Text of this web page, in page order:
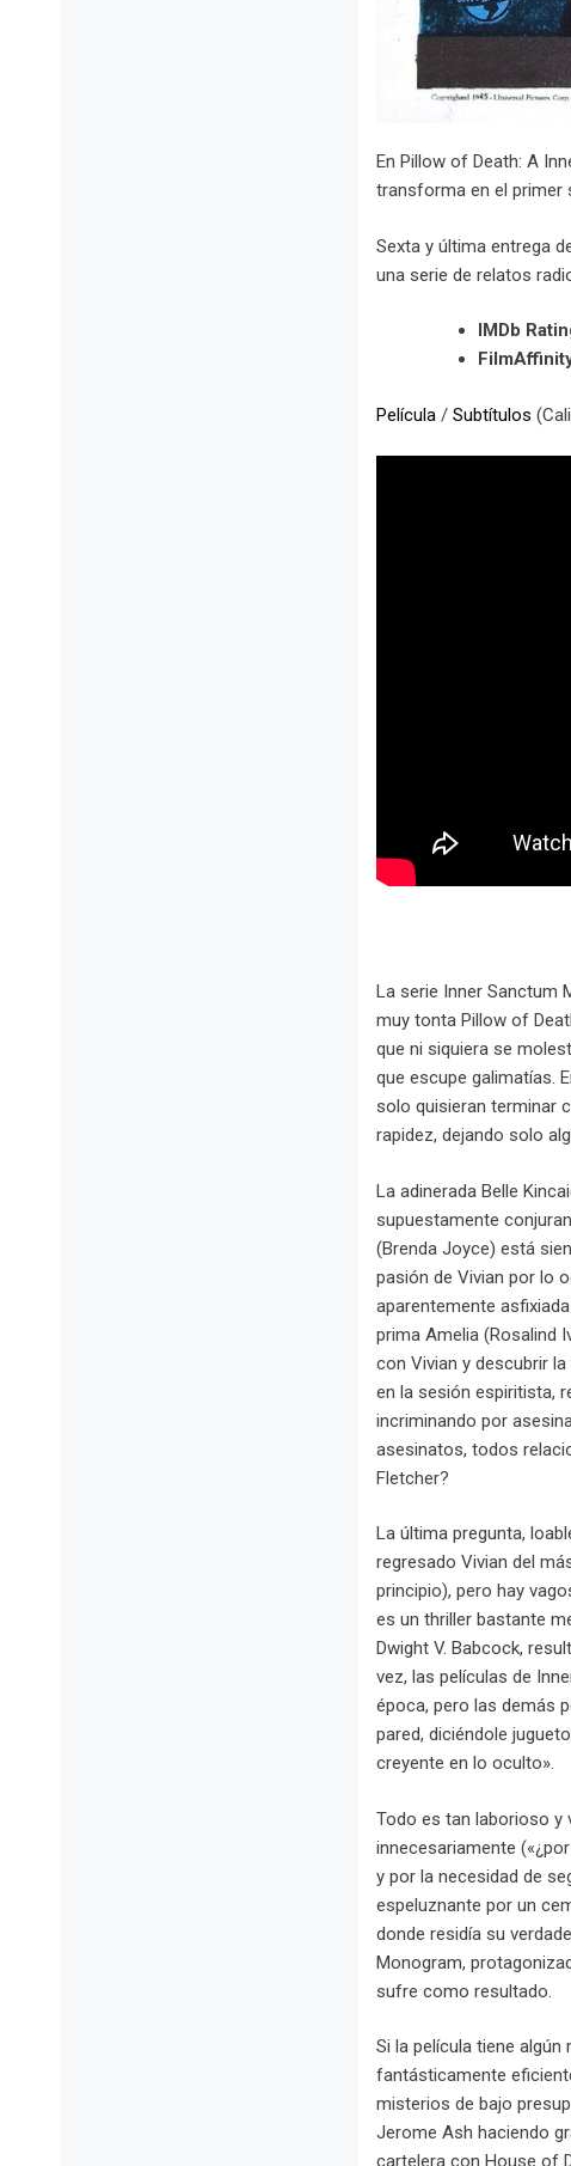
En Pillow of Death: A
transforma en el primer
Sexta y última entrega
una serie de relatos
IMDb
Película / Subtítulos
La serie Inner Sanctum
muy tonta Pillow of
que ni siquiera se
que escupe galimatías.
solo quisieran terminar
rapidez, dejando solo
La adinerada Belle
supuestamente
(Brenda Joyce) está
pasión de Vivian por lo
aparentemente
prima Amelia (Rosalind
con Vivian y descubrir
en la sesión espiritista,
incriminando por
asesinatos, todos
Fletcher?
La última pregunta,
regresado Vivian del
principio), pero hay
es un thriller bastante
Dwight V. Babcock,
vez, las películas de
época, pero las demás
pared, diciéndole
creyente en lo oculto».
Todo es tan laborioso y
innecesariamente
y por la necesidad de
espeluznante por un
donde residía su
Monogram,
sufre como resultado.
Si la película tiene
fantásticamente
misterios de bajo
Jerome Ash haciendo
cartelera con House of